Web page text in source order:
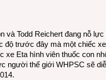
và Todd Reichert đang nỗ
độ trước đây mà một chiếc
xe Eta hình viên thuốc con
người thế giới WHPSC sẽ